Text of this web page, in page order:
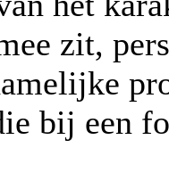
zit,
bij een